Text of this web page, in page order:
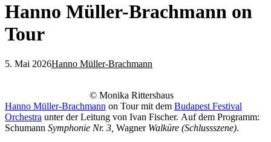
Hanno Müller-Brachmann on
Tour
5. Mai 2026Hanno Müller-Brachmann
© Monika Rittershaus
Hanno Müller-Brachmann on Tour mit dem Budapest Festival
Orchestra unter der Leitung von Ivan Fischer. Auf dem Programm:
Schumann Symphonie Nr. 3, WagnerWalküre (Schlussszene).